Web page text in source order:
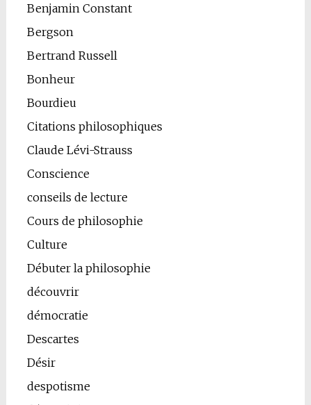
Benjamin Constant
Bergson
Bertrand Russell
Bonheur
Bourdieu
Citations philosophiques
Claude Lévi-Strauss
Conscience
conseils de lecture
Cours de philosophie
Culture
Débuter la philosophie
découvrir
démocratie
Descartes
Désir
despotisme